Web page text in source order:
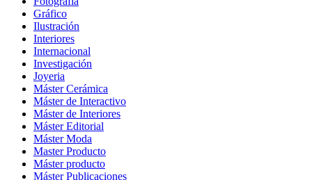
Gráfico
Ilustración
Interiores
Internacional
Investigación
Joyeria
Máster Cerámica
Máster de Interactivo
Máster de Interiores
Máster Editorial
Máster Moda
Master Producto
Máster producto
Máster Publicaciones